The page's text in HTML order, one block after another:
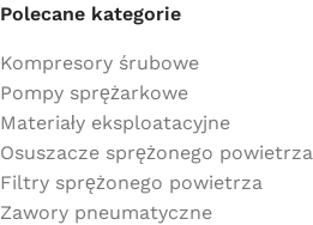
Polecane kategorie
Kompresory śrubowe
Pompy sprężarkowe
Materiały eksploatacyjne
Osuszacze sprężonego powietrza
Filtry sprężonego powietrza
Zawory pneumatyczne